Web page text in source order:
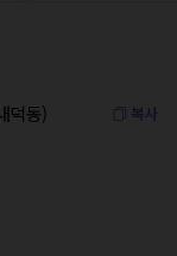
덕동) 복사